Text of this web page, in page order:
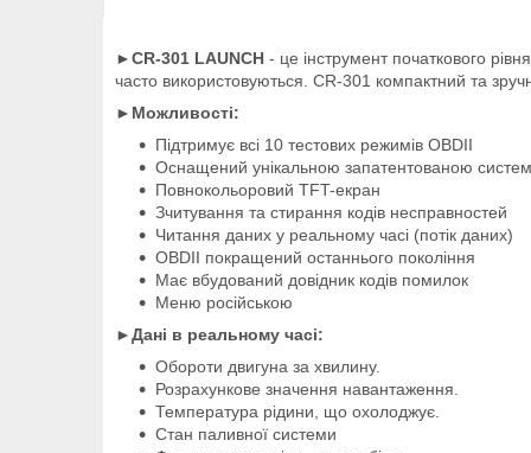
►CR-301 LAUNCH - це інструмент початкового
часто використовуються. CR-301 компактний та
►Можливості:
Підтримує всі 10 тестових режимів OBDII
Оснащений унікальною запатентованою
Повнокольоровий TFT-екран
Зчитування та стирання кодів несправностей
Читання даних у реальному часі (потік даних)
OBDII покращений останнього покоління
Має вбудований довідник кодів помилок
Меню російською
►Дані в реальному часі:
Обороти двигуна за хвилину.
Розрахункове значення навантаження.
Температура рідини, що охолоджує.
Стан паливної системи